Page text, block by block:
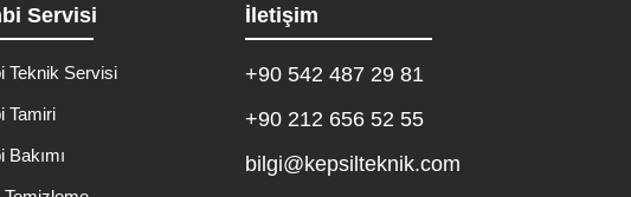
Servisi
Teknik Servisi
Tamiri
Bakımı
İletişim
+90 542 487 29 81
+90 212 656 52 55
bilgi@kepsilteknik.com